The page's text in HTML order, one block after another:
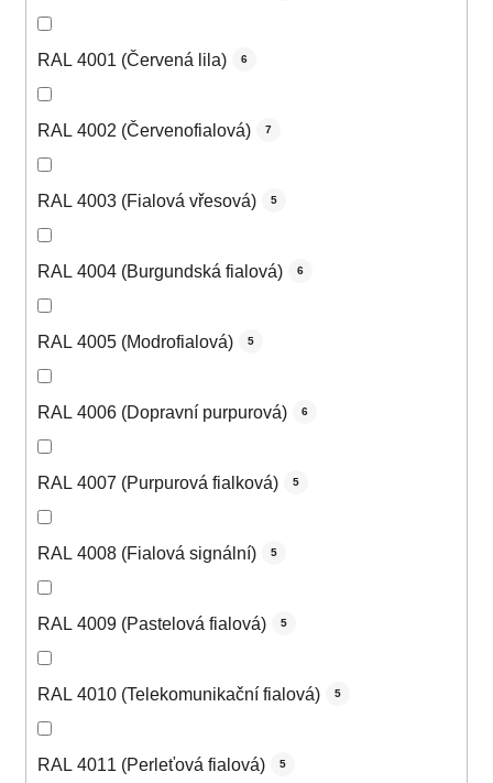
RAL 4001 (Červená lila) 6
RAL 4002 (Červenofialová) 7
RAL 4003 (Fialová vřesová) 5
RAL 4004 (Burgundská fialová) 6
RAL 4005 (Modrofialová) 5
RAL 4006 (Dopravní purpurová) 6
RAL 4007 (Purpurová fialková) 5
RAL 4008 (Fialová signální) 5
RAL 4009 (Pastelová fialová) 5
RAL 4010 (Telekomunikační fialová) 5
RAL 4011 (Perleťová fialová) 5